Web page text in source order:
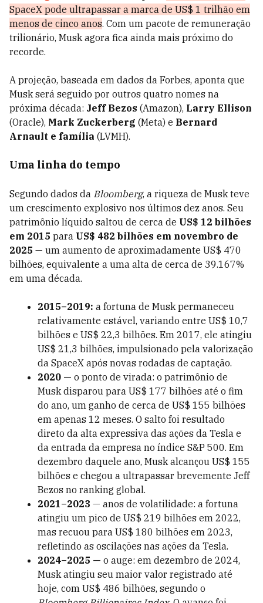
SpaceX pode ultrapassar a marca de US$ 1 trilhão em
menos de cinco anos. Com um pacote de remuneração
trilionário, Musk agora fica ainda mais próximo do
recorde.
A projeção, baseada em dados da Forbes, aponta que
Musk será seguido por outros quatro nomes na
próxima década: Jeff Bezos (Amazon), Larry Ellison
(Oracle), Mark Zuckerberg (Meta) e Bernard
Arnault e família (LVMH).
Uma linha do tempo
Segundo dados da Bloomberg, a riqueza de Musk teve
um crescimento explosivo nos últimos dez anos. Seu
patrimônio líquido saltou de cerca de US$ 12 bilhões
em 2015 para US$ 482 bilhões em novembro de
2025 — um aumento de aproximadamente US$ 470
bilhões, equivalente a uma alta de cerca de 39.167%
em uma década.
2015–2019: a fortuna de Musk permaneceu
relativamente estável, variando entre US$ 10,7
bilhões e US$ 22,3 bilhões. Em 2017, ele atingiu
US$ 21,3 bilhões, impulsionado pela valorização
da SpaceX após novas rodadas de captação.
2020 — o ponto de virada: o patrimônio de
Musk disparou para US$ 177 bilhões até o fim
do ano, um ganho de cerca de US$ 155 bilhões
em apenas 12 meses. O salto foi resultado
direto da alta expressiva das ações da Tesla e
da entrada da empresa no índice S&P 500. Em
dezembro daquele ano, Musk alcançou US$ 155
bilhões e chegou a ultrapassar brevemente Jeff
Bezos no ranking global.
2021–2023 — anos de volatilidade: a fortuna
atingiu um pico de US$ 219 bilhões em 2022,
mas recuou para US$ 180 bilhões em 2023,
refletindo as oscilações nas ações da Tesla.
2024–2025 — o auge: em dezembro de 2024,
Musk atingiu seu maior valor registrado até
hoje, com US$ 486 bilhões, segundo o